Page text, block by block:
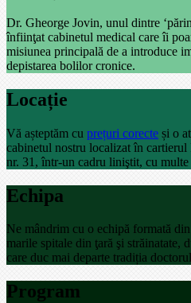
Dr. Gheorge Jovin, unul dintre
înfiinţat cabinetul medical care îi
misiunea principală de a introduce
depistarea bolilor cronice.
Locație
Vă așteptăm cu prețuri corecte și o
cabinetul nostru localizat în cartierul
nr. 31, într-un cadru liniştit, cu
Echipa
Ne mândrim cu o echipă formată
marile spitale din ţară şi străinatate,
care duc mai departe tradiția
Program